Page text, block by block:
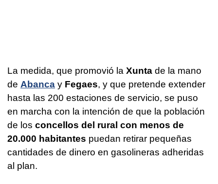
La medida, que promovió la Xunta de la mano
de Abanca y Fegaes, y que pretende extender
hasta las 200 estaciones de servicio, se puso
en marcha con la intención de que la población
de los concellos del rural con menos de
20.000 habitantes puedan retirar pequeñas
cantidades de dinero en gasolineras adheridas
al plan.